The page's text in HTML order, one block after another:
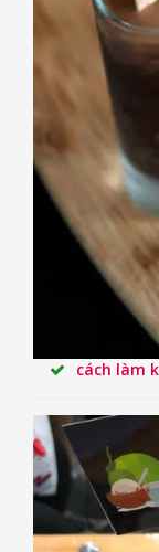
cách làm